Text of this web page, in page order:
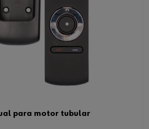
para motor tubular